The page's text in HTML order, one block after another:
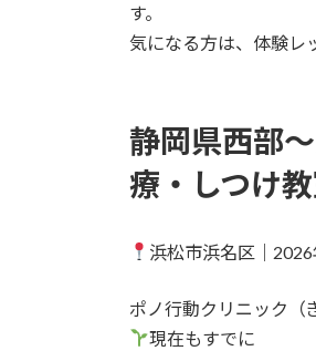
す。
気になる方は、体験レ
静岡県西部
療・しつけ
浜松市浜名区｜
ポノ行動クリニック（
現在もすでに